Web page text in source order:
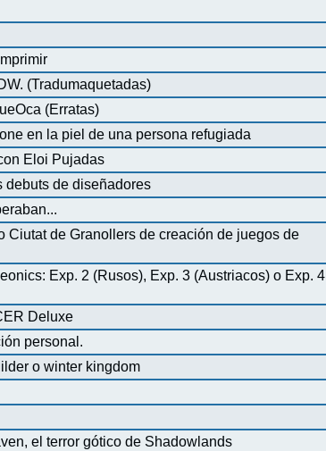
(Tradumaquetadas)
(Erratas)
en la piel de una persona refugiada
Eloi Pujadas
debuts de diseñadores
Ciutat de Granollers de creación de juegos de
Exp. 2 (Rusos), Exp. 3 (Austriacos) o Exp. 4
Deluxe
personal.
o winter kingdom
el terror gótico de Shadowlands